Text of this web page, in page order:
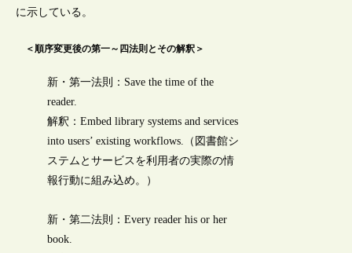
に示している。
＜順序変更後の第一～四法則とその解釈＞
新・第一法則：Save the time of the
reader.
解釈：Embed library systems and services
into users’ existing workflows.（図書館シ
ステムとサービスを利用者の実際の情
報行動に組み込め。）
新・第二法則：Every reader his or her
book.